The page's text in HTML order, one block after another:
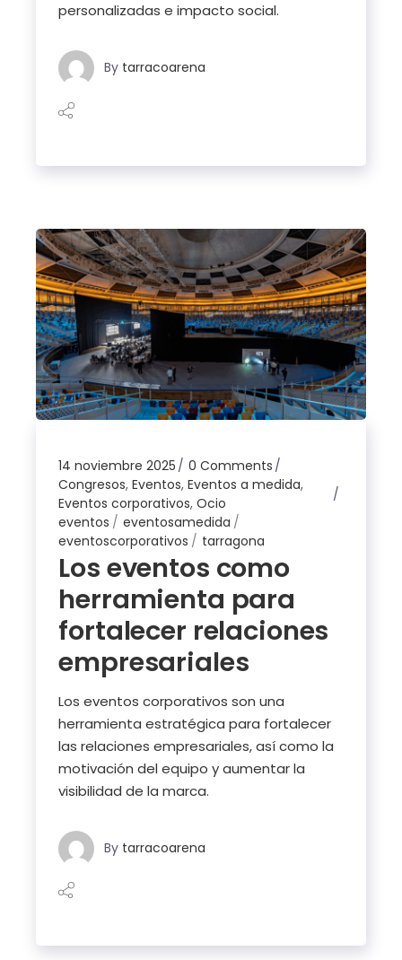
personalizadas e impacto social.
By tarracoarena
14 noviembre 2025
0 Comments
Congresos,Eventos,Eventos a medida,
Eventos corporativos,Ocio
eventos
eventosamedida
eventoscorporativos
tarragona
Los eventos como
herramienta para
fortalecer relaciones
empresariales
Los eventos corporativos son una
herramienta estratégica para fortalecer
las relaciones empresariales, así como la
motivación del equipo y aumentar la
visibilidad de la marca.
By tarracoarena